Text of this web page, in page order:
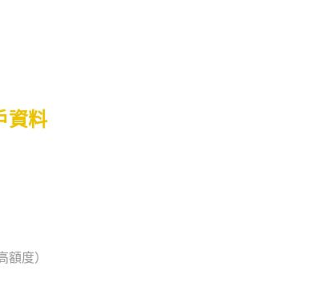
資料
額度）